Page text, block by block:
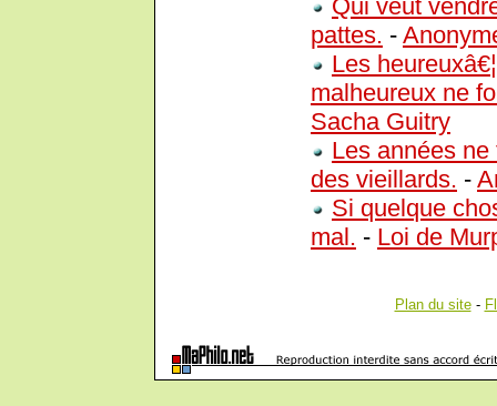
Qui veut
pattes. -
Les
malheureux ne
Sacha Guitry
Les années
des vieillards. -
Si quelque
mal. - Loi de
Plan du site-